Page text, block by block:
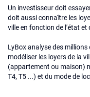
Un investisseur doit
doit aussi connaître les
ville en fonction de l’état
LyBox analyse des
modéliser les loyers de la
(appartement ou maison)
T4, T5 ...) et du mode de